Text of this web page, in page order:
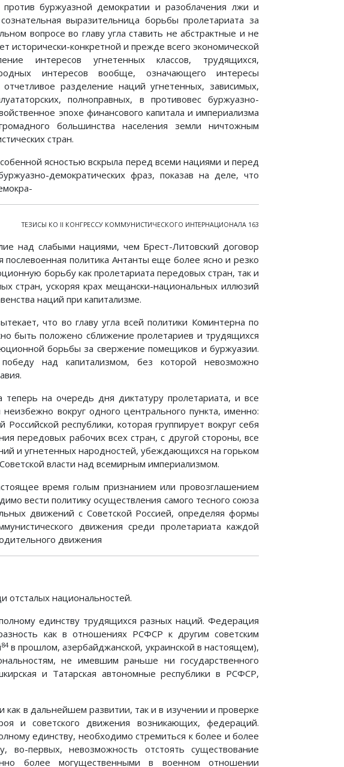
буржуазной демократии и разоблачения лжи и
выразительница борьбы пролетариата за
вопросе во главу угла ставить не абстрактные и не
конкретной и прежде всего экономической
интересов угнетенных классов, трудящихся,
интересов вообще, означающего интересы
разделение наций угнетенных, зависимых,
полноправных, в противовес буржуазно-
эпохе финансового капитала и империализма
большинства населения земли ничтожным
стран.
ясностью вскрыла перед всеми нациями и перед
демократических фраз, показав на деле, что
ТЕЗИСЫ КО II КОНГРЕССУ КОММУНИСТИЧЕСКОГО ИНТЕРНАЦИОНАЛА 163
над слабыми нациями, чем Брест-Литовский договор
послевоенная политика Антанты еще более ясно и резко
борьбу как пролетариата передовых стран, так и
стран, ускоряя крах мещански-национальных иллюзий
наций при капитализме.
что во главу угла всей политики Коминтерна по
быть положено сближение пролетариев и трудящихся
борьбы за свержение помещиков и буржуазии.
над капитализмом, без которой невозможно
теперь на очередь дня диктатуру пролетариата, и все
вокруг одного центрального пункта, именно:
республики, которая группирует вокруг себя
передовых рабочих всех стран, с другой стороны, все
и угнетенных народностей, убеждающихся на горьком
власти над всемирным империализмом.
время голым признанием или провозглашением
вести политику осуществления самого тесного союза
движений с Советской Россией, определяя формы
движения среди пролетариата каждой
движения
отсталых национальностей.
единству трудящихся разных наций. Федерация
как в отношениях РСФСР к другим советским
84в прошлом, азербайджанской, украинской в настоящем),
не имевшим раньше ни государственного
и Татарская автономные республики в РСФСР,
в дальнейшем развитии, так и в изучении и проверке
и советского движения возникающих, федераций.
единству, необходимо стремиться к более и более
первых, невозможность отстоять существование
более могущественными в военном отношении